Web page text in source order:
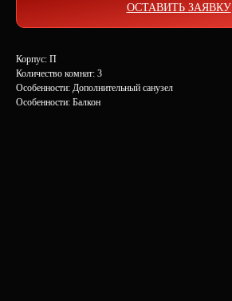
ОСТАВИТЬ ЗАЯВКУ
Корпус: П
Количество комнат: 3
Особенности: Дополнительный санузел
Особенности: Балкон